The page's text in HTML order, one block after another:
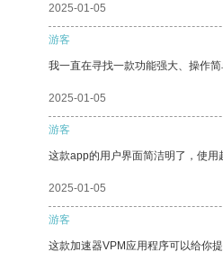
2025-01-05
游客
我一直在寻找一款功能强大、操作
2025-01-05
游客
这款app的用户界面简洁明了，使用
2025-01-05
游客
这款加速器VPM应用程序可以给你